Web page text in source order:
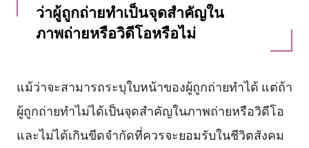
ว่าผู้ถูกถ่ายทำเป็นจุดสำคัญใน
ภาพถ่ายหรือวิดีโอหรือไม่
แม้ว่าจะสามารถระบุใบหน้าของผู้ถูกถ่ายทำได้ แต่ถ้า
ผู้ถูกถ่ายทำไม่ได้เป็นจุดสำคัญในภาพถ่ายหรือวิดีโอ
และไม่ได้เกินขีดจำกัดที่ควรจะยอมรับในชีวิตสังคม